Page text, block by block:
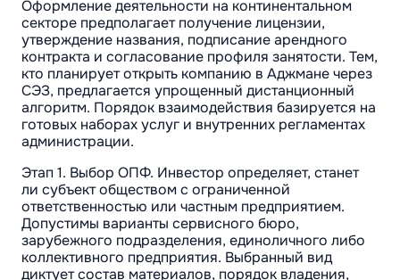
Оформление деятельности на континентальном
секторе предполагает получение лицензии,
утверждение названия, подписание арендного
контракта и согласование профиля занятости. Тем,
кто планирует открыть компанию в Аджмане через
СЭЗ, предлагается упрощенный дистанционный
алгоритм. Порядок взаимодействия базируется на
готовых наборах услуг и внутренних регламентах
администрации.
Этап 1. Выбор ОПФ. Инвестор определяет, станет
ли субъект обществом с ограниченной
ответственностью или частным предприятием.
Допустимы варианты сервисного бюро,
зарубежного подразделения, единоличного либо
коллективного предприятия. Выбранный вид
диктует состав материалов, порядок владения,